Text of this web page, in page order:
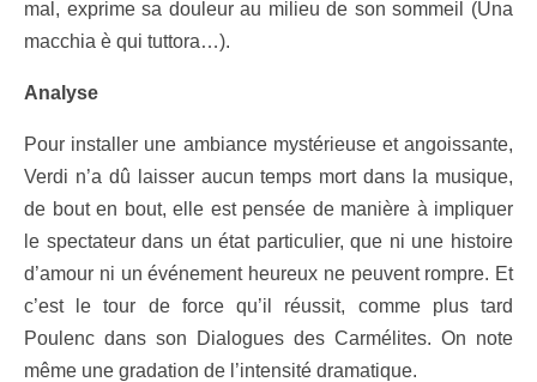
mal, exprime sa douleur au milieu de son sommeil (Una
macchia è qui tuttora…).
Analyse
Pour installer une ambiance mystérieuse et angoissante,
Verdi n’a dû laisser aucun temps mort dans la musique,
de bout en bout, elle est pensée de manière à impliquer
le spectateur dans un état particulier, que ni une histoire
d’amour ni un événement heureux ne peuvent rompre. Et
c’est le tour de force qu’il réussit, comme plus tard
Poulenc dans son Dialogues des Carmélites. On note
même une gradation de l’intensité dramatique.